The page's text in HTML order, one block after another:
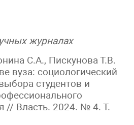
журналах
С.А., Пискунова Т.В.
вуза: социологический
студентов и
// Власть. 2024. № 4. Т.